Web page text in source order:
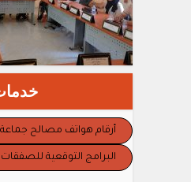
أرقام هواتف مصالح جماعة
البرامج التوقعية